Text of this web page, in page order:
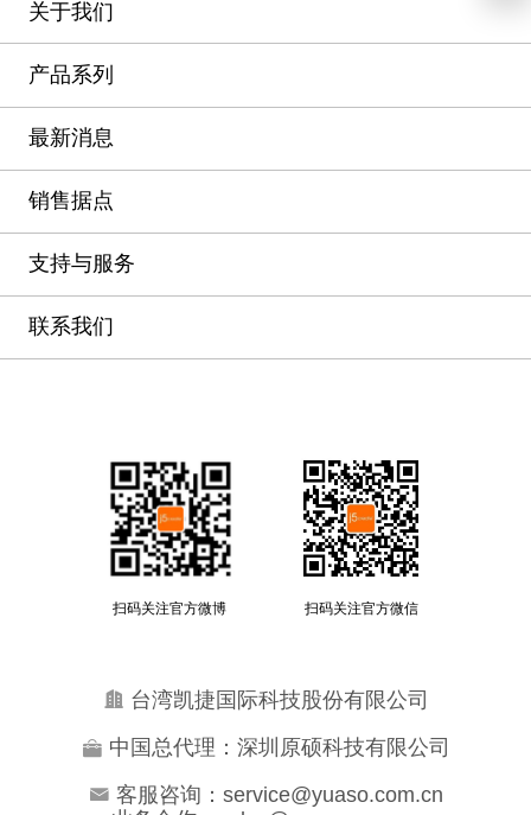
关于我们
产品系列
最新消息
销售据点
支持与服务
联系我们
扫码关注官方微博 扫码关注官方微信
台湾凯捷国际科技股份有限公司
中国总代理：深圳原硕科技有限公司
客服咨询：service@yuaso.com.cn